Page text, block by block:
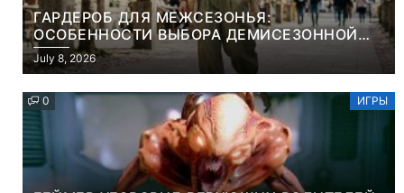
ГАРДЕРОБ ДЛЯ МЕЖСЕЗОНЬЯ:
ОСОБЕННОСТИ ВЫБОРА ДЕМИСЕЗОННОЙ
ПАРКИ И ЭЛЕГАНТНОГО ЖЕНСКОГО ПЛАЩА
July 8, 2026
0 ИГРЫ